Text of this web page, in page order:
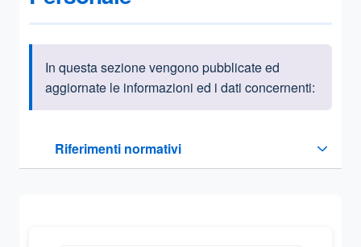
Informazioni introduttive
In questa sezione vengono pubblicate ed
aggiornate le informazioni ed i dati concernenti:
Riferimenti normativi
Sezione compressa